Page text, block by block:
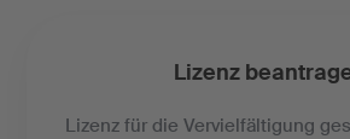
Lizenz
Lizenz für die Vervielfältigung